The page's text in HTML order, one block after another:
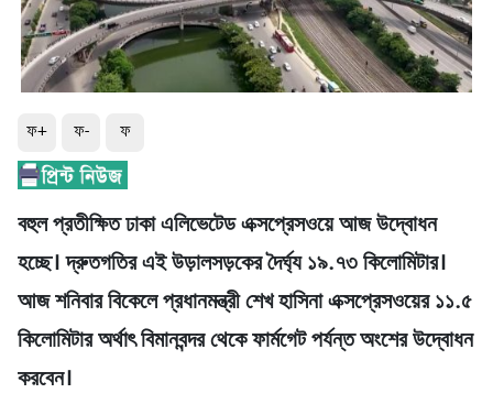
ফ+ ফ- ফ
বহুল প্রতীক্ষিত ঢাকা এলিভেটেড এক্সপ্রেসওয়ে আজ উদ্বোধন
হচ্ছে। দ্রুতগতির এই উড়ালসড়কের দৈর্ঘ্য ১৯.৭৩ কিলোমিটার।
আজ শনিবার বিকেলে প্রধানমন্ত্রী শেখ হাসিনা এক্সপ্রেসওয়ের ১১.৫
কিলোমিটার অর্থাৎ বিমানবন্দর থেকে ফার্মগেট পর্যন্ত অংশের উদ্বোধন
করবেন।